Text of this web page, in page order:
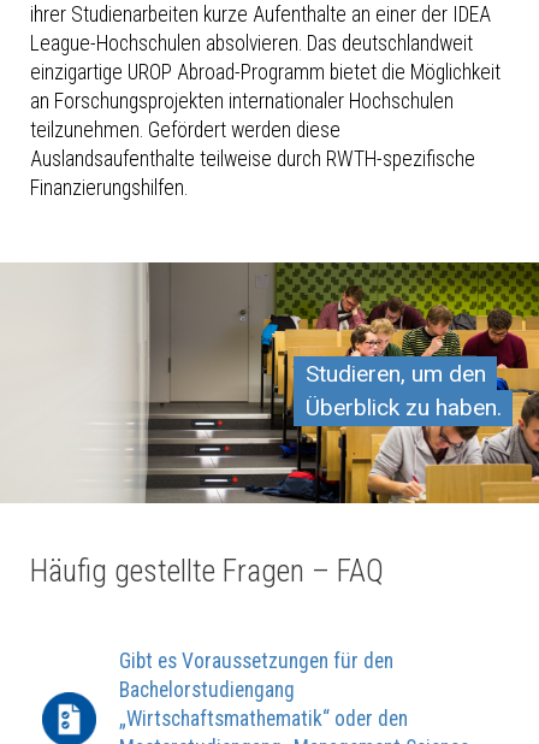
ihrer Studienarbeiten kurze Aufenthalte an einer der IDEA
League-Hochschulen absolvieren. Das deutschlandweit
einzigartige UROP Abroad-Programm bietet die Möglichkeit
an Forschungsprojekten internationaler Hochschulen
teilzunehmen. Gefördert werden diese
Auslandsaufenthalte teilweise durch RWTH-spezifische
Finanzierungshilfen.
Studieren, um den
Überblick zu haben.
Häufig gestellte Fragen – FAQ
Gibt es Voraussetzungen für den
Bachelor­studiengang
„Wirtschaftsmathematik“ oder den